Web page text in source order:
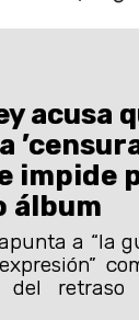
acusa
impide
álbum
a “la
del